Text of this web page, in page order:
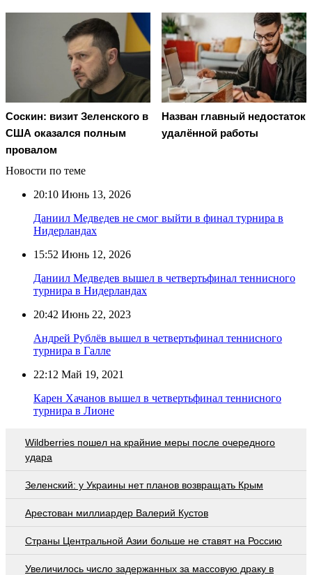
Соскин: визит Зеленского в
США оказался полным
провалом
Назван главный недостаток
удалённой работы
Новости по теме
20:10 Июнь 13, 2026
Даниил Медведев не смог выйти в финал турнира в
Нидерландах
15:52 Июнь 12, 2026
Даниил Медведев вышел в четвертьфинал теннисного
турнира в Нидерландах
20:42 Июнь 22, 2023
Андрей Рублёв вышел в четвертьфинал теннисного
турнира в Галле
22:12 Май 19, 2021
Карен Хачанов вышел в четвертьфинал теннисного
турнира в Лионе
Wildberries пошел на крайние меры после очередного
удара
Зеленский: у Украины нет планов возвращать Крым
Арестован миллиардер Валерий Кустов
Страны Центральной Азии больше не ставят на Россию
Увеличилось число задержанных за массовую драку в